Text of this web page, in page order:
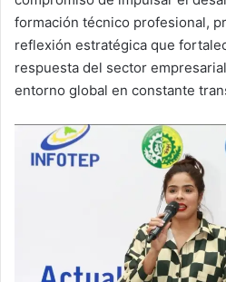
formación técnico profesional,
reflexión estratégica que
respuesta del sector
entorno global en constante